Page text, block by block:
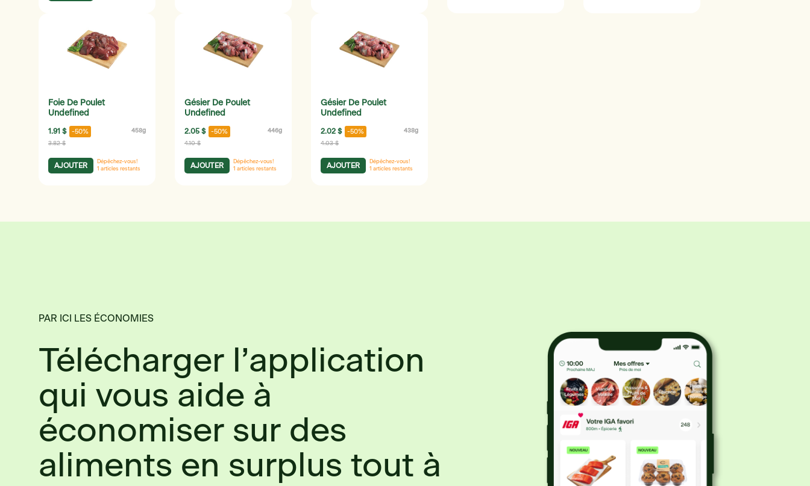
Foie De Poulet
Undefined
1.91 $ -50% 458g
3.82 $
AJOUTER
Dépêchez-vous!
1 articles restants
Gésier De Poulet
Undefined
2.05 $ -50% 446g
4.10 $
AJOUTER
Dépêchez-vous!
1 articles restants
Gésier De Poulet
Undefined
2.02 $ -50% 438g
4.03 $
AJOUTER
Dépêchez-vous!
1 articles restants
PAR ICI LES ÉCONOMIES
Télécharger l’application
qui vous aide à
économiser sur des
aliments en surplus tout à